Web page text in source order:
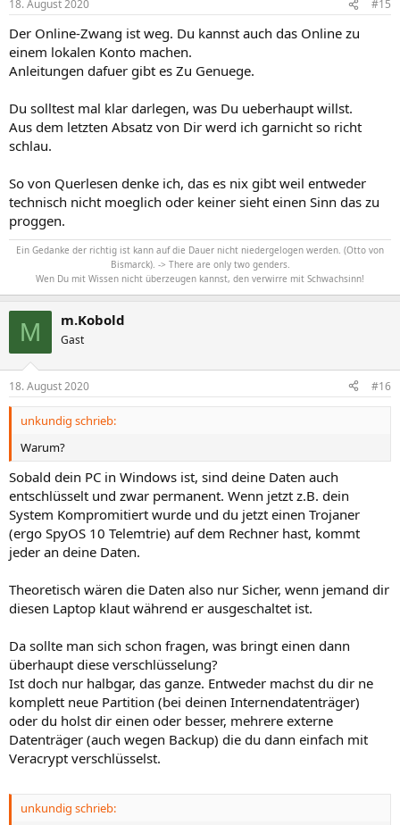
18. August 2020 #15
Der Online-Zwang ist weg. Du kannst auch das Online zu
einem lokalen Konto machen.
Anleitungen dafuer gibt es Zu Genuege.
Du solltest mal klar darlegen, was Du ueberhaupt willst.
Aus dem letzten Absatz von Dir werd ich garnicht so richt
schlau.
So von Querlesen denke ich, das es nix gibt weil entweder
technisch nicht moeglich oder keiner sieht einen Sinn das zu
proggen.
Ein Gedanke der richtig ist kann auf die Dauer nicht niedergelogen werden. (Otto von
Bismarck). -> There are only two genders.
Wen Du mit Wissen nicht überzeugen kannst, den verwirre mit Schwachsinn!
M m.Kobold
Gast
18. August 2020 #16
unkundig schrieb:
Warum?
Sobald dein PC in Windows ist, sind deine Daten auch
entschlüsselt und zwar permanent. Wenn jetzt z.B. dein
System Kompromitiert wurde und du jetzt einen Trojaner
(ergo SpyOS 10 Telemtrie) auf dem Rechner hast, kommt
jeder an deine Daten.
Theoretisch wären die Daten also nur Sicher, wenn jemand dir
diesen Laptop klaut während er ausgeschaltet ist.
Da sollte man sich schon fragen, was bringt einen dann
überhaupt diese verschlüsselung?
Ist doch nur halbgar, das ganze. Entweder machst du dir ne
komplett neue Partition (bei deinen Internendatenträger)
oder du holst dir einen oder besser, mehrere externe
Datenträger (auch wegen Backup) die du dann einfach mit
Veracrypt verschlüsselst.
unkundig schrieb: